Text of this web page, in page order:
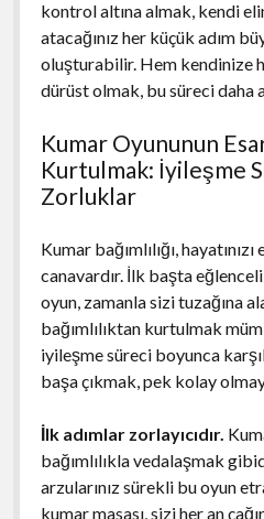
kontrol altına almak, kendi
atacağınız her küçük adım
oluşturabilir. Hem kendinize
dürüst olmak, bu süreci daha
Kumar Oyununun
Kurtulmak: İyileşme
Zorluklar
Kumar bağımlılığı,
canavardır. İlk başta
oyun, zamanla sizi tuzağına
bağımlılıktan kurtulmak
iyileşme süreci boyunca
başa çıkmak, pek kolay
İlk adımlar zorlayıcıdır.
bağımlılıkla vedalaşmak
arzularınız sürekli bu oyun
kumar masası, sizi her an